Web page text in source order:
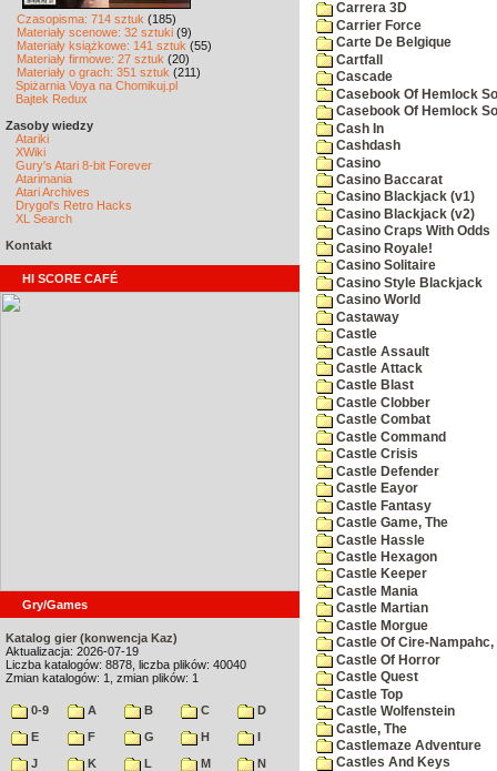
Czasopisma: 714 sztuk (185)
Materiały scenowe: 32 sztuki (9)
Materiały książkowe: 141 sztuk (55)
Materiały firmowe: 27 sztuk (20)
Materiały o grach: 351 sztuk (211)
Spiżarnia Voya na Chomikuj.pl
Bajtek Redux
Zasoby wiedzy
Atariki
XWiki
Gury's Atari 8-bit Forever
Atarimania
Atari Archives
Drygol's Retro Hacks
XL Search
Kontakt
HI SCORE CAFÉ
Gry/Games
Katalog gier (konwencja Kaz)
Aktualizacja: 2026-07-19
Liczba katalogów: 8878, liczba plików: 40040
Zmian katalogów: 1, zmian plików: 1
0-9 A B C
D
E
F G H
I
J
K L M
N
Carrera 3D
Carrier Force
Carte De Belgique
Cartfall
Cascade
Casebook Of Hemlock
Casebook Of Hemlock
Cash In
Cashdash
Casino
Casino Baccarat
Casino Blackjack (v1)
Casino Blackjack (v2)
Casino Craps With Odds
Casino Royale!
Casino Solitaire
Casino Style Blackjack
Casino World
Castaway
Castle
Castle Assault
Castle Attack
Castle Blast
Castle Clobber
Castle Combat
Castle Command
Castle Crisis
Castle Defender
Castle Eayor
Castle Fantasy
Castle Game, The
Castle Hassle
Castle Hexagon
Castle Keeper
Castle Mania
Castle Martian
Castle Morgue
Castle Of Cire-Nampahc,
Castle Of Horror
Castle Quest
Castle Top
Castle Wolfenstein
Castle, The
Castlemaze Adventure
Castles And Keys